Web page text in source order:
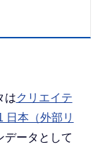
はクリエイテ
日本（外部リ
データとして